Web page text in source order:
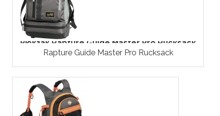
Рюкзак Rapture Guide Master Pro Rucksack
Rapture Guide Master Pro Rucksack